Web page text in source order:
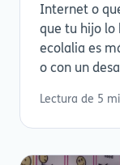
Internet o
que tu hijo lo
ecolalia es
o con un
Lectura de 5